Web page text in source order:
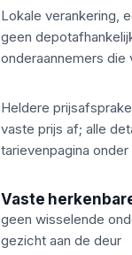
Lokale verankering,
geen
onderaannemers die
Heldere
vaste prijs af; alle
tarievenpagina onder
Vaste
geen wisselende
gezicht aan de deur